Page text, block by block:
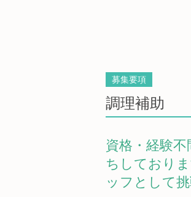
募集要項
調理補助
資格・経験
ちしており
ッフとして